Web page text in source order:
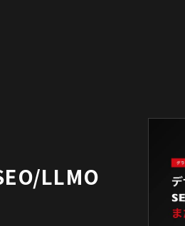
LLMO